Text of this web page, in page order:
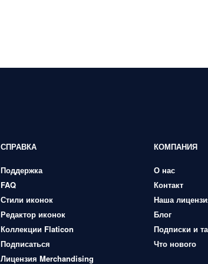
СПРАВКА
Поддержка
FAQ
Стили иконок
Редактор иконок
Коллекции Flaticon
Подписаться
Лицензия Merchandising
КОМПАНИЯ
О нас
Контакт
Наша
Блог
Подписки и
Что нового